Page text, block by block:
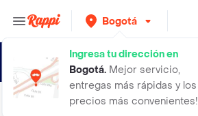
Bogotá
Ingresa tu dirección en
Bogotá. Mejor servicio,
entregas más rápidas y los
precios más convenientes!
abrigo anorak hyper navy talla l ho